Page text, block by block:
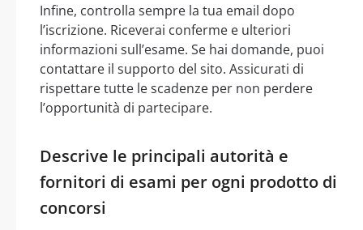
Infine, controlla sempre la tua email dopo
l’iscrizione. Riceverai conferme e ulteriori
informazioni sull’esame. Se hai domande, puoi
contattare il supporto del sito. Assicurati di
rispettare tutte le scadenze per non perdere
l’opportunità di partecipare.
Descrive le principali autorità e
fornitori di esami per ogni prodotto di
concorsi